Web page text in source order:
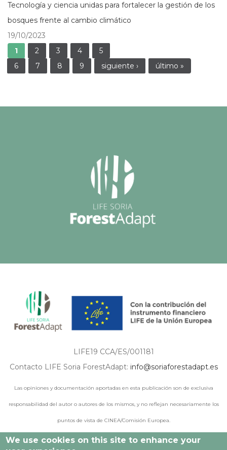
Tecnología y ciencia unidas para fortalecer la gestión de los
bosques frente al cambio climático
19/10/2023
Páginas
1 2 3 4
5
6
7 8 9 siguiente › último »
LIFE19 CCA/ES/001181
Contacto LIFE Soria ForestAdapt: info@soriaforestadapt.es
Las opiniones y documentación aportadas en esta publicación son de exclusiva
responsabilidad del autor o autores de los mismos, y no reflejan necesariamente los
puntos de vista de CINEA/Comisión Europea.
We use cookies on this site to enhance your